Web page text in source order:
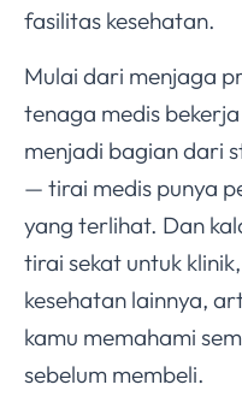
fasilitas kesehatan.
Mulai dari menjaga
tenaga medis
menjadi bagian dari
— tirai medis punya
yang terlihat. Dan
tirai sekat untuk
kesehatan lainnya,
kamu memahami
sebelum membeli.